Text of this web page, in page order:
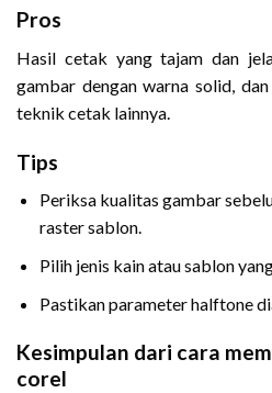
Pros
Hasil cetak yang tajam dan
gambar dengan warna solid,
teknik cetak lainnya.
Tips
Periksa kualitas gambar
raster sablon.
Pilih jenis kain atau sablon
Pastikan parameter halftone
Kesimpulan dari cara
corel